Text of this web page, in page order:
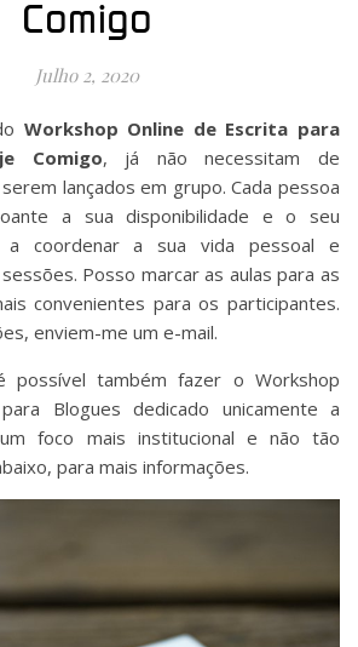
Comigo
Julho 2, 2020
Workshop Online de Escrita para
Comigo, já não necessitam de
lançados em grupo. Cada pessoa
a sua disponibilidade e o seu
coordenar a sua vida pessoal e
Posso marcar as aulas para as
convenientes para os participantes.
enviem-me um e-mail.
possível também fazer o Workshop
Blogues dedicado unicamente a
foco mais institucional e não tão
para mais informações.